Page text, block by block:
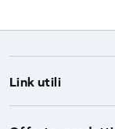
Link utili
Assistenza